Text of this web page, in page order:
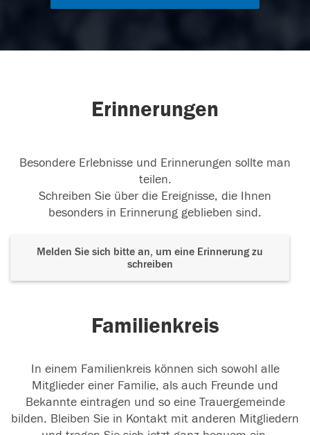
Erinnerungen
Besondere Erlebnisse und Erinnerungen sollte man
teilen.
Schreiben Sie über die Ereignisse, die Ihnen
besonders in Erinnerung geblieben sind.
Melden Sie sich bitte an, um eine Erinnerung zu
schreiben
Familienkreis
In einem Familienkreis können sich sowohl alle
Mitglieder einer Familie, als auch Freunde und
Bekannte eintragen und so eine Trauergemeinde
bilden. Bleiben Sie in Kontakt mit anderen Mitgliedern